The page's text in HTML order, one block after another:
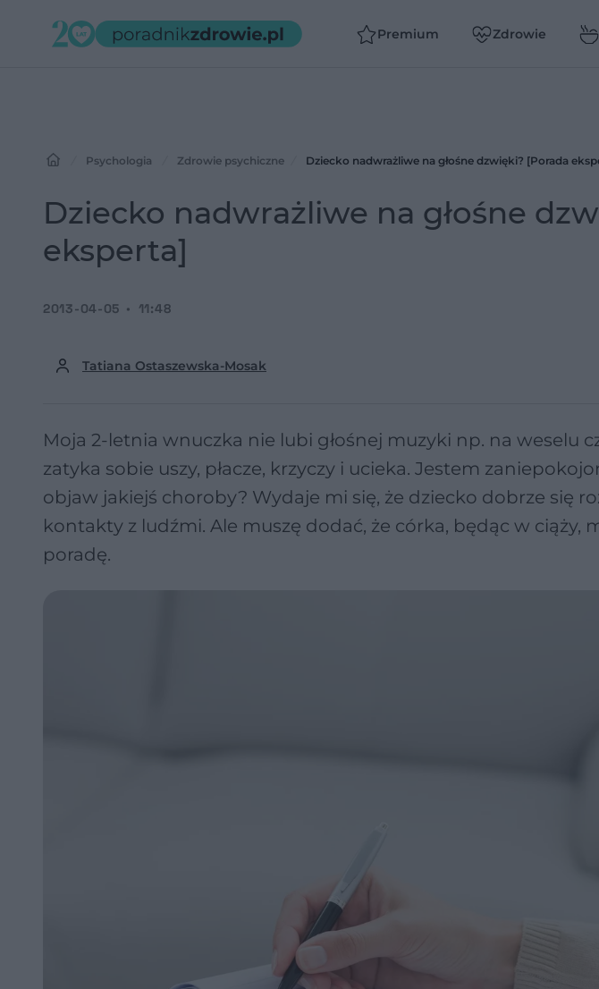
Premium Zdrowie
Psychologia Zdrowie psychiczne Dziecko nadwrażliwe na głośne dzwięki? [Porada
Dziecko nadwrażliwe na głośne
eksperta]
Tatiana Ostaszewska-Mosak
2013-04-05 11:48
Moja 2-letnia wnuczka nie lubi głośnej muzyki np. na weselu
zatyka sobie uszy, płacze, krzyczy i ucieka. Jestem
objaw jakiejś choroby? Wydaje mi się, że dziecko dobrze się
kontakty z ludźmi. Ale muszę dodać, że córka, będąc w ciąży,
poradę.